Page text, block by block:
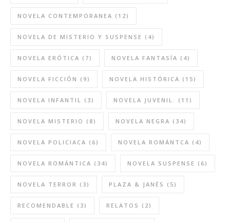
NOVELA CONTEMPORANEA (12)
NOVELA DE MISTERIO Y SUSPENSE (4)
NOVELA ERÓTICA (7) NOVELA FANTASÍA (4)
NOVELA FICCIÓN (9) NOVELA HISTÓRICA (15)
NOVELA INFANTIL (3) NOVELA JUVENIL. (11)
NOVELA MISTERIO (8) NOVELA NEGRA (34)
NOVELA POLICIACA (6) NOVELA ROMÁNTCA (4)
NOVELA ROMÁNTICA (34) NOVELA SUSPENSE (6)
NOVELA TERROR (3) PLAZA & JANÉS (5)
RECOMENDABLE (3) RELATOS (2)